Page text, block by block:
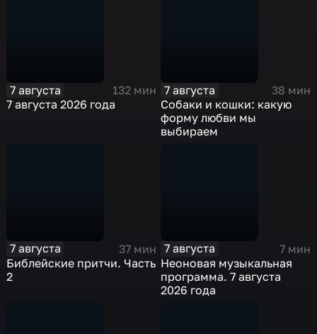
7 августа
132 мин
7 августа 2026 года
7 августа
38 мин
Собаки и кошки: какую
форму любви мы
выбираем
7 августа
37 мин
Библейские притчи. Часть
2
7 августа
7 мин
Неоновая музыкальная
программа. 7 августа
2026 года